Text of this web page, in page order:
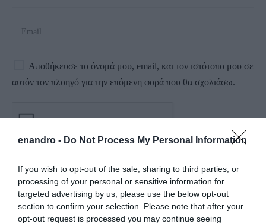
enandro - Do Not Process My Personal Information
If you wish to opt-out of the sale, sharing to third parties, or
processing of your personal or sensitive information for
targeted advertising by us, please use the below opt-out
section to confirm your selection. Please note that after your
opt-out request is processed you may continue seeing
Αποθήκευσε το όνομά μου, email, και τον ιστότοπο μου σε
αυτόν τον πλοηγό για την επόμενη φορά που θα σχολιάσω.